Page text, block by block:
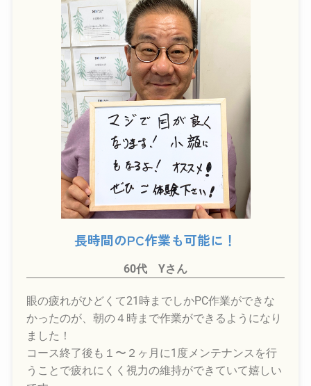
長時間のPC作業も可能に！
60代 Yさん
眼の疲れがひどくて21時までしかPC作業ができな
かったのが、朝の４時まで作業ができるようになり
ました！
コース終了後も１〜２ヶ月に1度メンテナンスを行
うことで疲れにくく視力の維持ができていて嬉しい